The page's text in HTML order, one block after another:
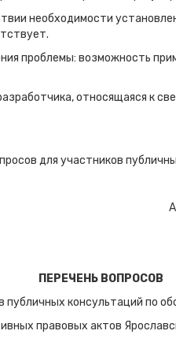
необходимости
проблемы: возможность
относящаяся к
для участников
Думы А.Н.
ПЕРЕЧЕНЬ ВОПРОСОВ
публичных консультаций по
правовых актов